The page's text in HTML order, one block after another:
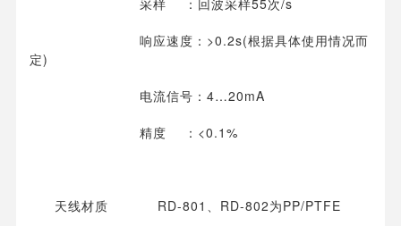
采样 ：回波采样55次/s
响应速度：>0.2s(根据具体使用情况而
定)
电流信号：4…20mA
精度 ：<0.1%
天线材质 RD-801、RD-802为PP/PTFE